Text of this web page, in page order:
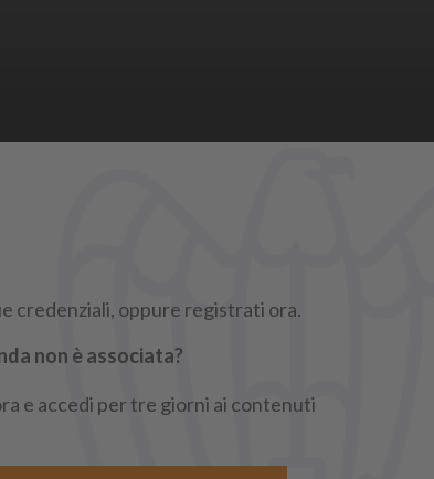
credenziali, oppure registrati ora.
non è associata?
e accedi per tre giorni ai contenuti
REGISTRATI